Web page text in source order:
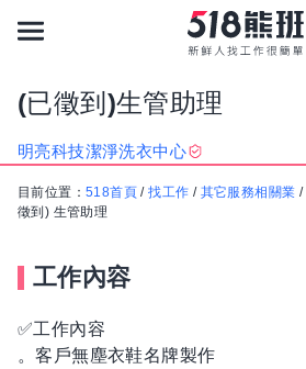
(已徵到)生管助理
明亮科技潔淨洗衣中心
目前位置： 518首頁 /找工作 / 其它服務相關業 /
徵到) 生管助理
工作內容
✅工作內容
。客戶無塵衣鞋名牌製作